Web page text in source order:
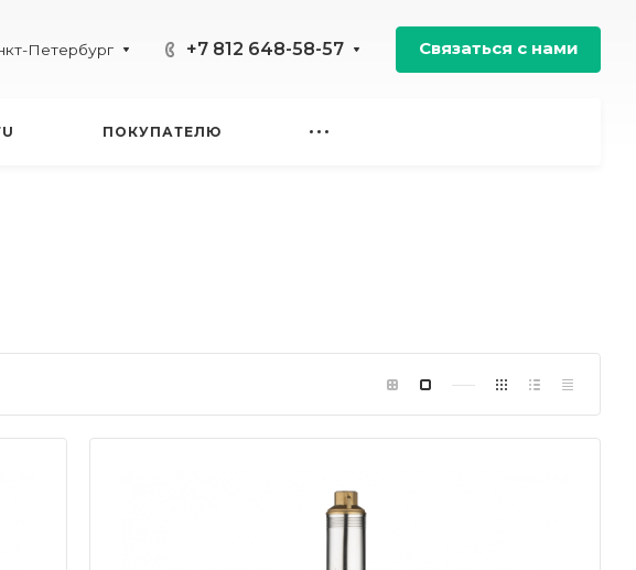
Петербург +7 812 648-58-57 Связаться с нами
ПОКУПАТЕЛЮ